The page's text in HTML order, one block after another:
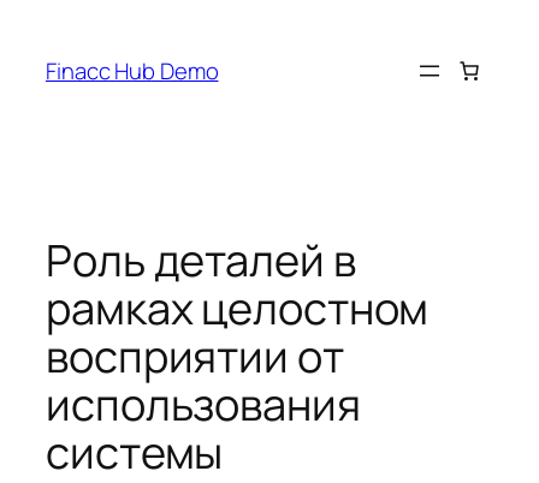
content
Finacc Hub Demo
Роль деталей в
рамках целостном
восприятии от
использования
системы